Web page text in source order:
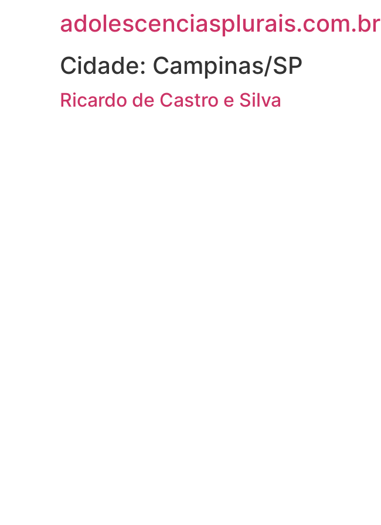
adolescenciasplurais.com.br
Cidade: Campinas/SP
Ricardo de Castro e Silva